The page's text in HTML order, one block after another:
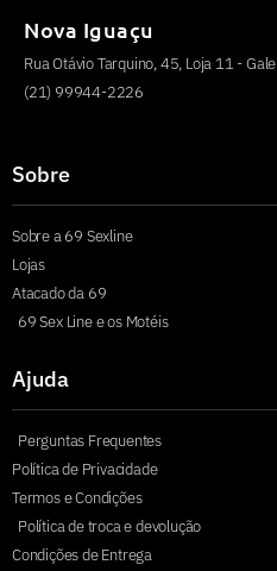
Nova Iguaçu
Rua Otávio Tarquino, 45, Loja 11 -
(21) 99944-2226
Sobre
Sobre a 69 Sexline
Lojas
Atacado da 69
69 Sex Line e os Motéis
Ajuda
Perguntas Frequentes
Política de Privacidade
Termos e Condições
Política de troca e devolução
Condições de Entrega